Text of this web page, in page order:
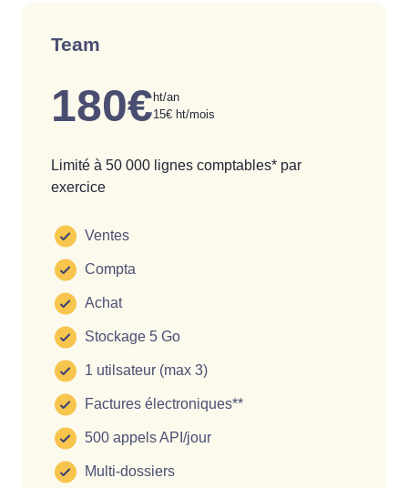
Team
180€ ht/an
15€ ht/mois
Limité à 50 000 lignes comptables* par
exercice
Ventes
Compta
Achat
Stockage 5 Go
1 utilsateur (max 3)
Factures électroniques**
500 appels API/jour
Multi-dossiers